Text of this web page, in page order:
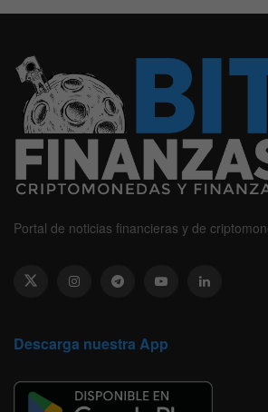
Portal de noticias financieras y de
Descarga nuestra App